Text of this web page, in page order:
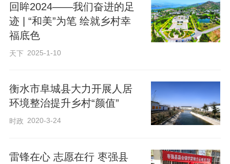
回眸2024——我们奋进的足
迹 | “和美”为笔 绘就乡村幸
福底色
天下 2025-1-10
衡水市阜城县大力开展人居
环境整治提升乡村“颜值”
时政 2020-3-24
雷锋在心 志愿在行 枣强县